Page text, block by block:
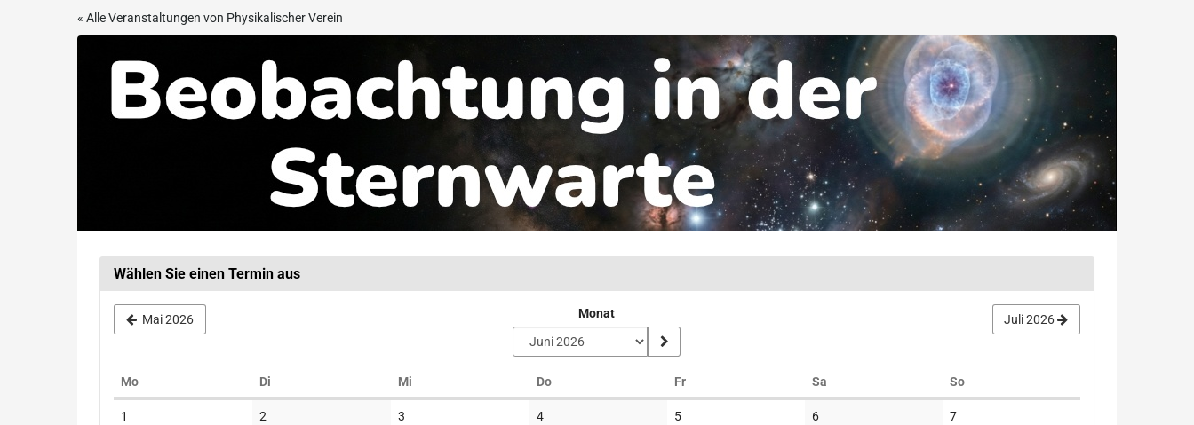
« Alle Veranstaltungen von Physikalischer Verein
Beobachtungsabend
der
Wählen Sie einen Termin aus
Mai 2026 Monat Juli 2026
MoMontag Di Mi DoDonnerstag FrFreitag Sa SoSonntag
1 2 3 4Keine
5 6Keine
7Keine